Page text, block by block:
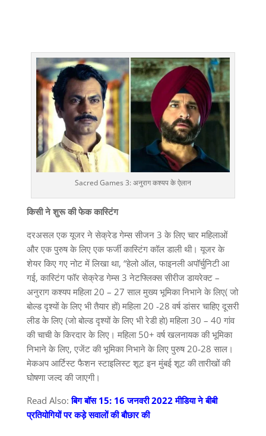
Sacred Games 3: अनुराग कश्यप के ऐलान
किसी ने शुरू की फेक कास्टिंग
दरअसल एक यूजर ने सेक्रेड गेम्स सीजन 3 के लिए चार महिलाओं
और एक पुरुष के लिए एक फर्जी कास्टिंग कॉल डाली थी। यूजर के
शेयर किए गए नोट में लिखा था, “हेलो ऑल, फाइनली अपॉर्चुनिटी आ
गई, कास्टिंग फॉर सेक्रेड गेम्स 3 नेटफ्लिक्स सीरीज डायरेक्ट –
अनुराग कश्यप महिला 20 – 27 साल मुख्य भूमिका निभाने के लिए( जो
बोल्ड दृश्यों के लिए भी तैयार हों) महिला 20 -28 वर्ष डांसर चाहिए दूसरी
लीड के लिए (जो बोल्ड दृश्यों के लिए भी रेडी हो) महिला 30 – 40 गांव
की चाची के किरदार के लिए। महिला 50+ वर्ष खलनायक की भूमिका
निभाने के लिए, एजेंट की भूमिका निभाने के लिए पुरुष 20-28 साल।
मेकअप आर्टिस्ट फैशन स्टाइलिस्ट शूट इन मुंबई शूट की तारीखों की
घोषणा जल्द की जाएगी।
Read Also:बिग बॉस 15: 16 जनवरी 2022 मीडिया ने बीबी
प्रतियोगियों पर कड़े सवालों की बौछार की